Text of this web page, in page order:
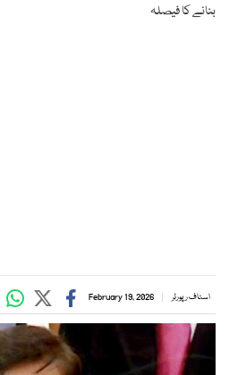
بنانے کا فیصلہ
اسٹاف رپورٹر February 19, 2026